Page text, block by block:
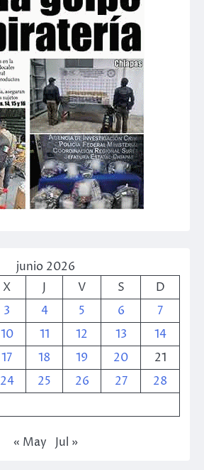
junio 2026
X J V S
D
3 4 5 6
7
10 11 12 13
14
17 18 19 20
21
24 25 26 27
28
« May Jul »